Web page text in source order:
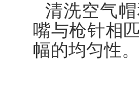
清洗空气
嘴与枪针相
幅的均匀性。